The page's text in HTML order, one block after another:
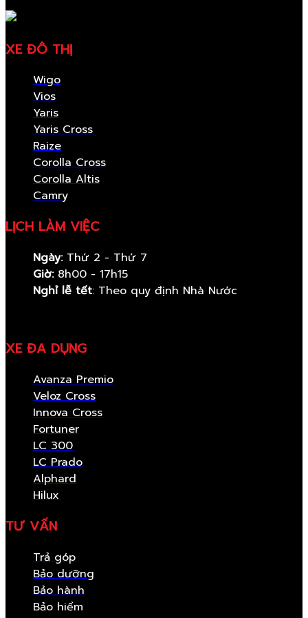
XE ĐÔ THỊ
Wigo
Vios
Yaris
Yaris Cross
Raize
Corolla Cross
Corolla Altis
Camry
LỊCH LÀM VIỆC
Ngày:Thứ 2 - Thứ 7
Giờ:8h00 - 17h15
Nghỉ lễ tết: Theo quy định Nhà Nước
XE ĐA DỤNG
Avanza Premio
Veloz Cross
Innova Cross
Fortuner
LC 300
LC Prado
Alphard
Hilux
TƯ VẤN
Trả góp
Bảo dưỡng
Bảo hành
Bảo hiểm